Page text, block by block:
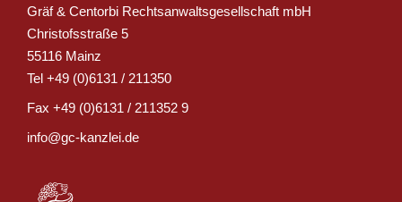
Gräf & Centorbi Rechtsanwaltsgesellschaft mbH
Christofsstraße 5
55116 Mainz
Tel +49 (0)6131 / 211350
Fax +49 (0)6131 / 211352 9
info@gc-kanzlei.de